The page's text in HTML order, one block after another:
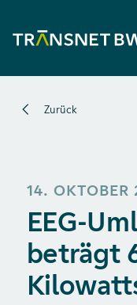
Zurück
14. OKTOBER
EEG-
beträgt